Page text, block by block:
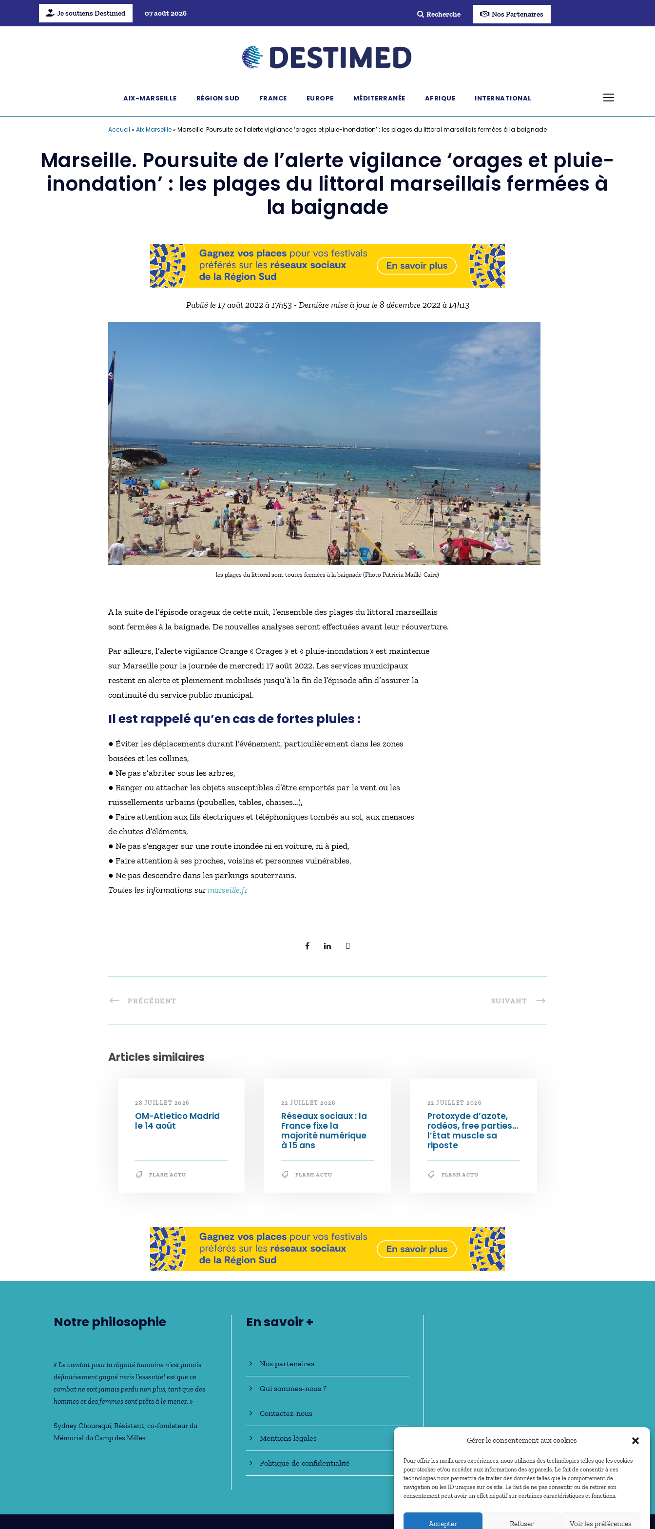
Gérer le consentement aux cookies
Pour offrir les meilleures expériences, nous utilisons des technologies telles que les cookies
pour stocker et/ou accéder aux informations des appareils. Le fait de consentir à ces
technologies nous permettra de traiter des données telles que le comportement de
navigation ou les ID uniques sur ce site. Le fait de ne pas consentir ou de retirer son
consentement peut avoir un effet négatif sur certaines caractéristiques et fonctions.
Accepter Refuser Voir les préférences
Je soutiens Destimed 07 août 2026 Recherche Nos Partenaires
AIX-MARSEILLE RÉGION SUD FRANCE EUROPE MÉDITERRANÉE AFRIQUE INTERNATIONAL
Accueil » Aix Marseille» Marseille. Poursuite de l’alerte vigilance ‘orages et pluie-inondation’ : les plages du littoral marseillais fermées à la baignade
Marseille. Poursuite de l’alerte vigilance ‘orages et pluie-
inondation’ : les plages du littoral marseillais fermées à
la baignade
Publié le 17 août 2022 à 17h53 - Dernière mise à jour le 8 décembre 2022 à 14h13
les plages du littoral sont toutes fermées à la baignade (Photo Patricia Maillé-Caire)
A la suite de l’épisode orageux de cette nuit, l’ensemble des plages du littoral marseillais
sont fermées à la baignade. De nouvelles analyses seront effectuées avant leur réouverture.
Par ailleurs, l’alerte vigilance Orange « Orages » et « pluie-inondation » est maintenue
sur Marseille pour la journée de mercredi 17 août 2022. Les services municipaux
restent en alerte et pleinement mobilisés jusqu’à la fin de l’épisode afin d’assurer la
continuité du service public municipal.
Il est rappelé qu’en cas de fortes pluies :
● Éviter les déplacements durant l’événement, particulièrement dans les zones
boisées et les collines,
● Ne pas s’abriter sous les arbres,
● Ranger ou attacher les objets susceptibles d’être emportés par le vent ou les
ruissellements urbains (poubelles, tables, chaises…),
● Faire attention aux fils électriques et téléphoniques tombés au sol, aux menaces
de chutes d’éléments,
● Ne pas s’engager sur une route inondée ni en voiture, ni à pied,
● Faire attention à ses proches, voisins et personnes vulnérables,
● Ne pas descendre dans les parkings souterrains.
Toutes les informations surmarseille.fr
PRÉCÉDENT SUIVANT
Articles similaires
28 JUILLET 2026
OM-Atletico Madrid
le 14 août
FLASH ACTU
22 JUILLET 2026
Réseaux sociaux : la
France fixe la
majorité numérique
à 15 ans
FLASH ACTU
22 JUILLET 2026
Protoxyde d’azote,
rodéos, free parties…
l’État muscle sa
riposte
FLASH ACTU
Notre philosophie
« Le combat pour la dignité humaine n’est jamais
déﬁnitivement gagné mais l’essentiel est que ce
combat ne soit jamais perdu non plus, tant que des
hommes et des femmes sont prêts à le mener. »
Sydney Chouraqui, Résistant, co-fondateur du
Mémorial du Camp des Milles
En savoir +
Nos partenaires
Qui sommes-nous ?
Contactez-nous
Mentions légales
Politique de confidentialité